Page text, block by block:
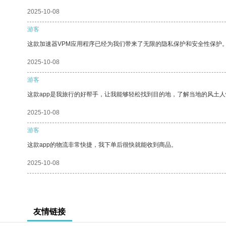
2025-10-08
游客
这款加速器VPM应用程序已经为我们带来了无限的隐私保护和安全性保护
2025-10-08
游客
这款app是我旅行的好帮手，让我能够轻松找到目的地，了解当地的风土
2025-10-08
游客
这款app的物流非常快捷，我下单后很快就能收到商品。
2025-10-08
友情链接